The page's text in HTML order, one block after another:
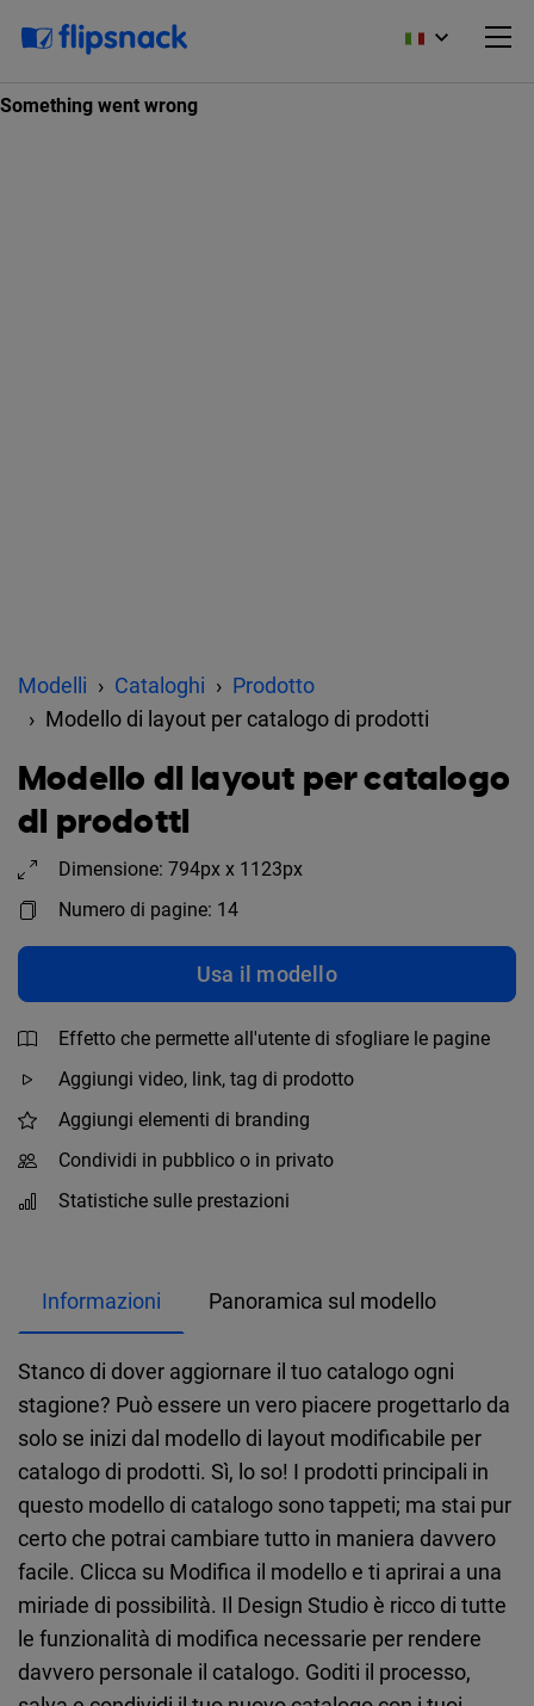
Modelli Cataloghi
Prodotto
Modello di layout per catalogo di prodotti
Modello di layout per catalogo
di prodotti
Dimensione: 794px x 1123px
Numero di pagine: 14
Usa il modello
Effetto che permette all'utente di sfogliare le pagine
Aggiungi video, link, tag di prodotto
Aggiungi elementi di branding
Condividi in pubblico o in privato
Statistiche sulle prestazioni
Informazioni Panoramica sul modello
Stanco di dover aggiornare il tuo catalogo ogni
stagione? Può essere un vero piacere progettarlo da
solo se inizi dal modello di layout modificabile per
catalogo di prodotti. Sì, lo so! I prodotti principali in
questo modello di catalogo sono tappeti; ma stai pur
certo che potrai cambiare tutto in maniera davvero
facile. Clicca su Modifica il modello e ti aprirai a una
miriade di possibilità. Il Design Studio è ricco di tutte
le funzionalità di modifica necessarie per rendere
davvero personale il catalogo. Goditi il processo,